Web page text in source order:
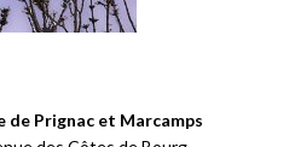
de Prignac et Marcamps